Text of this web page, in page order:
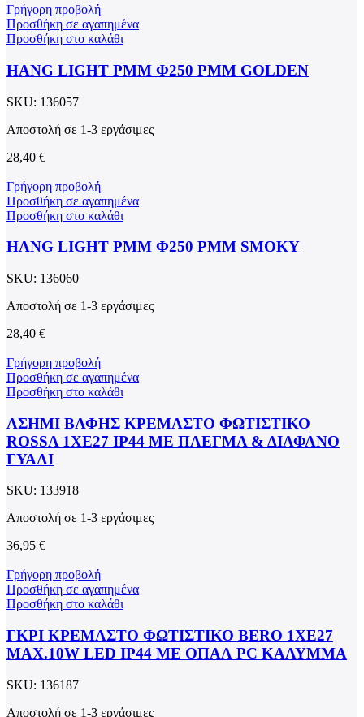
Γρήγορη προβολή
Προσθήκη σε αγαπημένα
Προσθήκη στο καλάθι
HANG LIGHT PMM Φ250 PMM GOLDEN
SKU: 136057
Αποστολή σε 1-3 εργάσιμες
28,40 €
Γρήγορη προβολή
Προσθήκη σε αγαπημένα
Προσθήκη στο καλάθι
HANG LIGHT PMM Φ250 PMM SMOKY
SKU: 136060
Αποστολή σε 1-3 εργάσιμες
28,40 €
Γρήγορη προβολή
Προσθήκη σε αγαπημένα
Προσθήκη στο καλάθι
ΑΣΗΜΙ ΒΑΦΗΣ ΚΡΕΜΑΣΤΟ ΦΩΤΙΣΤΙΚΟ
ROSSA 1XE27 IP44 ΜΕ ΠΛΕΓΜΑ & ΔΙΑΦΑΝΟ
ΓΥΑΛΙ
SKU: 133918
Αποστολή σε 1-3 εργάσιμες
36,95 €
Γρήγορη προβολή
Προσθήκη σε αγαπημένα
Προσθήκη στο καλάθι
ΓΚΡΙ ΚΡΕΜΑΣΤΟ ΦΩΤΙΣΤΙΚΟ BERO 1XE27
MAX.10W LED IP44 ΜΕ ΟΠΑΛ PC ΚΑΛΥΜΜΑ
SKU: 136187
Αποστολή σε 1-3 εργάσιμες